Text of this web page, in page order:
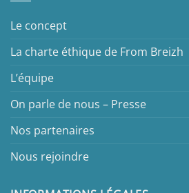
Le concept
La charte éthique de From Breizh
L’équipe
On parle de nous – Presse
Nos partenaires
Nous rejoindre